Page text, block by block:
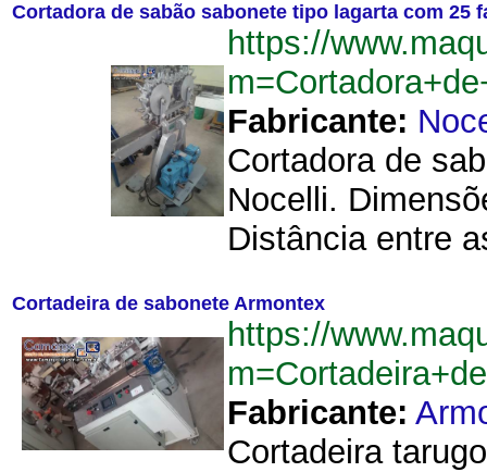
Cortadora de sabão sabonete tipo lagarta com 25
https://
Fabricante:
Cortadora de
Nocelli.
Distância entre
Cortadeira de sabonete Armontex
https://
Fabricante:
Cortadeira